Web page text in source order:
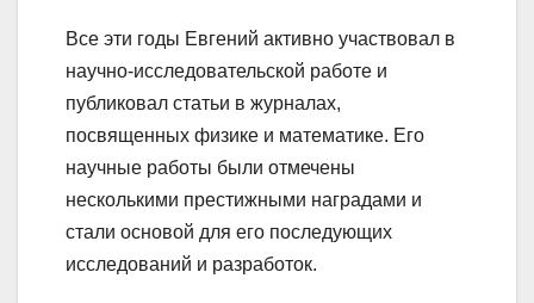
Все эти годы Евгений активно участвовал в
научно-исследовательской работе и
публиковал статьи в журналах,
посвященных физике и математике. Его
научные работы были отмечены
несколькими престижными наградами и
стали основой для его последующих
исследований и разработок.